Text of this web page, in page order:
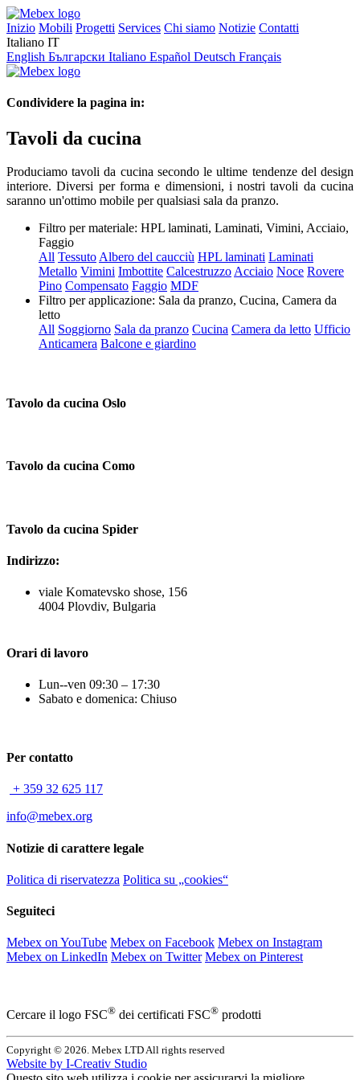
Inizio Mobili Progetti Services Chi siamo Notizie Contatti
Italiano IT
English Български Italiano Español Deutsch Français
Condividere la pagina in:
Tavoli da cucina
Produciamo tavoli da cucina secondo le ultime tendenze del design
interiore. Diversi per forma e dimensioni, i nostri tavoli da cucina
saranno un'ottimo mobile per qualsiasi sala da pranzo.
Filtro per materiale: HPL laminati, Laminati, Vimini, Acciaio,
Faggio
All TessutoAlbero del caucciù HPL laminati Laminati
Metallo Vimini Imbottite CalcestruzzoAcciaio Noce Rovere
Pino Compensato Faggio MDF
Filtro per applicazione: Sala da pranzo, Cucina, Camera da
letto
All Soggiorno Sala da pranzo Cucina Camera da letto Ufficio
Anticamera Balcone e giardino
Tavolo da cucina Oslo
Tavolo da cucina Como
Tavolo da cucina Spider
Indirizzo:
viale Komatevsko shose, 156
4004 Plovdiv, Bulgaria
Orari di lavoro
Lun--ven 09:30 – 17:30
Sabato e domenica: Chiuso
Per contatto
+ 359 32 625 117
info@mebex.org
Notizie di carattere legale
Politica di riservatezza Politica su „cookies“
Seguiteci
Mebex on YouTube Mebex on Facebook Mebex on Instagram
Mebex on LinkedIn Mebex on Twitter Mebex on Pinterest
Cercare il logo FSC® dei certificati FSC® prodotti
Copyright © 2026. Mebex LTD All rights reserved
Website by I-Creativ Studio